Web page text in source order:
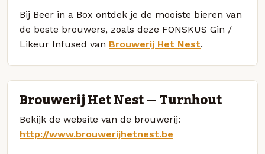
Bij Beer in a Box ontdek je de mooiste bieren van
de beste brouwers, zoals deze FONSKUS Gin /
Likeur Infused van Brouwerij Het Nest.
Brouwerij Het Nest — Turnhout
Bekijk de website van de brouwerij:
http://www.brouwerijhetnest.be